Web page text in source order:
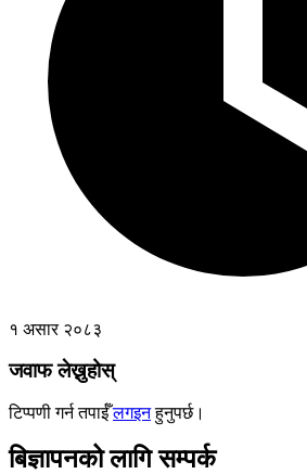
१ असार २०८३
जवाफ लेख्नुहोस्
टिप्पणी गर्न तपाईँलगइनहुनुपर्छ।
बिज्ञापनको लागि सम्पर्क